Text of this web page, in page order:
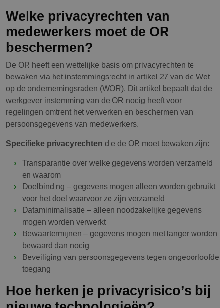
Welke privacyrechten van
medewerkers moet de OR
beschermen?
De OR heeft een wettelijke basis om privacyrechten te
bewaken via het instemmingsrecht in artikel 27 van de Wet
op de ondernemingsraden (WOR). Dit artikel bepaalt dat de
werkgever instemming van de OR nodig heeft voor
regelingen omtrent het verwerken en beschermen van
persoonsgegevens van medewerkers.
Specifieke privacyrechten die de OR moet bewaken zijn:
Transparantie over welke gegevens worden verzameld
en waarom
Doelbinding – gegevens mogen alleen worden gebruikt
voor het doel waarvoor ze zijn verzameld
Dataminimalisatie – alleen noodzakelijke gegevens
mogen worden verwerkt
Bewaartermijnen – gegevens mogen niet langer worden
bewaard dan nodig
Beveiliging van persoonsgegevens tegen ongeoorloofde
toegang
Hoe herken je privacyrisico’s bij